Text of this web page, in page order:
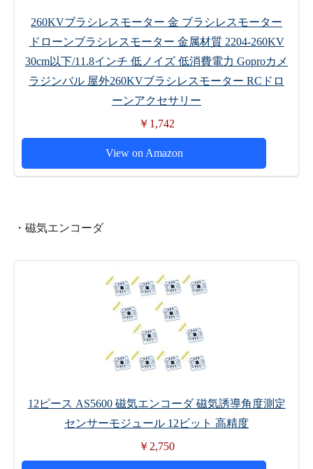
260KVブラシレスモーター 金 ブラシレスモーター
ドローンブラシレスモーター 金属材質 2204-260KV
30cm以下/11.8インチ 低ノイズ 低消費電力 Goproカメ
ラジンバル 屋外260KVブラシレスモーター RCドロ
ーンアクセサリー
￥1,742
View on Amazon
・磁気エンコーダ
12ピース AS5600 磁気エンコーダ 磁気誘導角度測定
センサーモジュール 12ビット 高精度
￥2,750